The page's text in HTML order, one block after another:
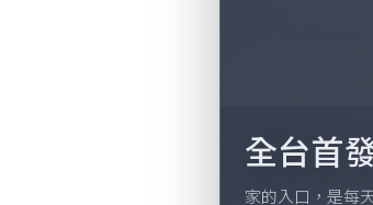
全台首
家的入口，是每